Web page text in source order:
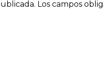
Los campos